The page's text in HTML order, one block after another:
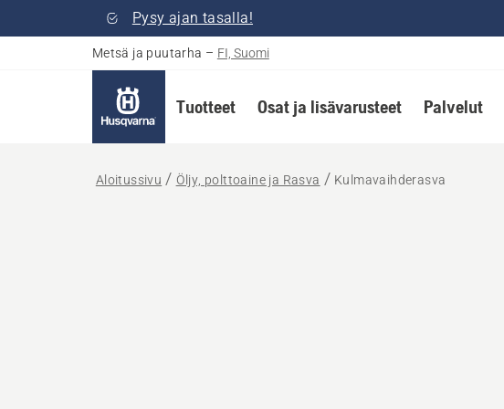
Pysy ajan tasalla!
Metsä ja puutarha – FI, Suomi
Tuotteet Osat ja lisävarusteet Palvelut
Aloitussivu Öljy, polttoaine ja Rasva Kulmavaihderasva